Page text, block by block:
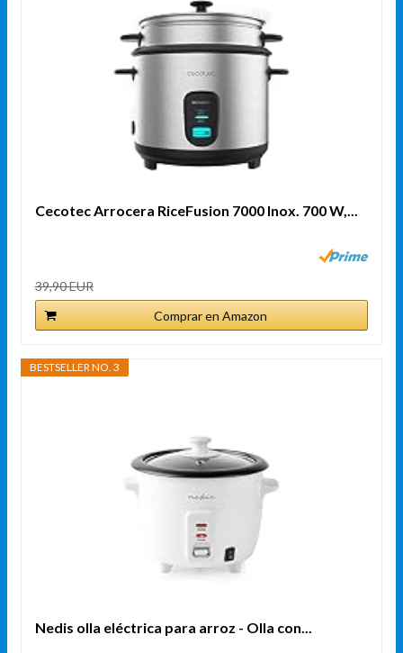
Cecotec Arrocera RiceFusion 7000 Inox. 700 W,...
39,90 EUR
Comprar en Amazon
BESTSELLER NO. 3
Nedis olla eléctrica para arroz - Olla con...